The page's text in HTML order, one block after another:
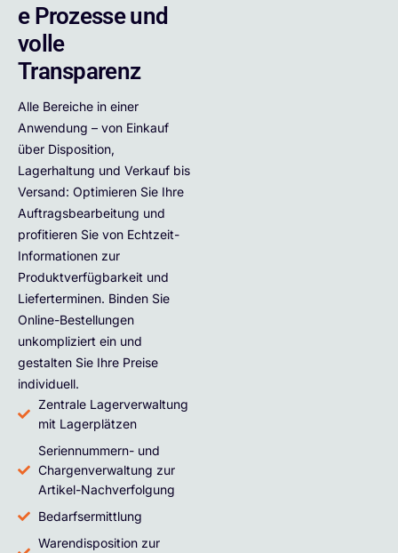
e Prozesse und
volle
Transparenz
Alle Bereiche in einer
Anwendung – von Einkauf
über Disposition,
Lagerhaltung und Verkauf bis
Versand: Optimieren Sie Ihre
Auftragsbearbeitung und
profitieren Sie von Echtzeit-
Informationen zur
Produktverfügbarkeit und
Lieferterminen. Binden Sie
Online-Bestellungen
unkompliziert ein und
gestalten Sie Ihre Preise
individuell.
Zentrale Lagerverwaltung
mit Lagerplätzen
Seriennummern- und
Chargenverwaltung zur
Artikel-Nachverfolgung
Bedarfsermittlung
Warendisposition zur